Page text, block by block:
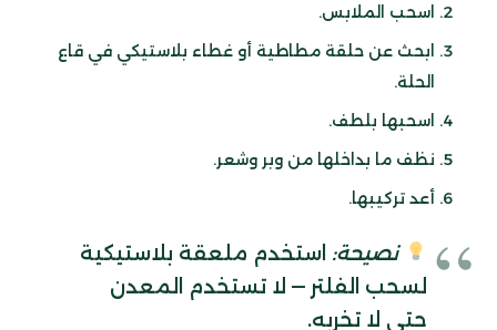
اسحب الملابس.
ابحث عن حلقة مطاطية أو غطاء بلاستيكي في قاع
الحلة.
اسحبها بلطف.
نظف ما بداخلها من وبر وشعر.
أعد تركيبها.
نصيحة: استخدم ملعقة بلاستيكية
لسحب الفلتر — لا تستخدم المعدن
حتى لا تخربه.